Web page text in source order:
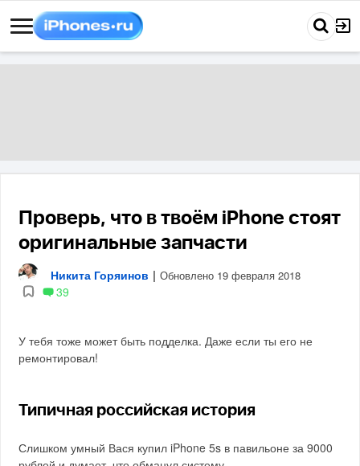
Проверь, что в твоём iPhone стоят
оригинальные запчасти
Никита Горяинов | Обновлено 19 февраля 2018
39
У тебя тоже может быть подделка. Даже если ты его не
ремонтировал!
Типичная российская история
Слишком умный Вася купил iPhone 5s в павильоне за 9000